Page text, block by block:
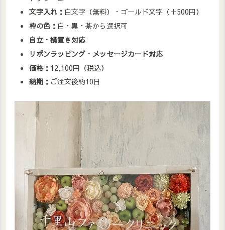
文字入れ： 白文字（無料）・ゴールド文字（＋500円）
枠の色： 白・黒・茶から選択可
自立・横置き対応
リボンラッピング・メッセージカード対応
価格： 12,100円（税込）
納期： ご注文後約10日